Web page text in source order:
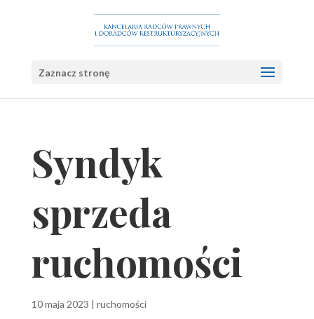
Zaznacz stronę
Syndyk
sprzeda
ruchomości
10 maja 2023 | ruchomości